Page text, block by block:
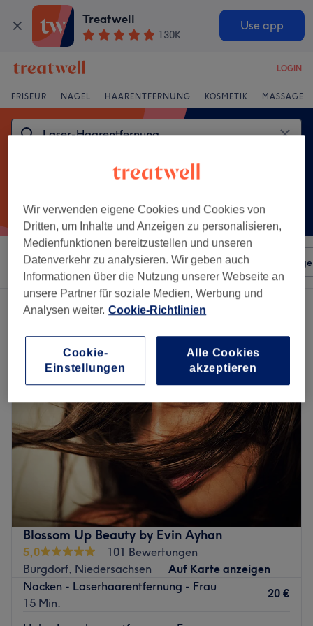
Treatwell
130K
Use app
LOGIN
FRISEUR NÄGEL HAARENTFERNUNG KOSMETIK MASSAGE
Sortieren nach Beliebiger Preis Salons
Ein Salon, der anbietet:
laser-haarentfernung in Burgdorf, Niedersachsen
Blossom Up Beauty by Evin Ayhan
5,0
101 Bewertungen
Burgdorf, Niedersachsen
Auf Karte anzeigen
Nacken - Laserhaarentfernung - Frau
15 Min.
20 €
Wir verwenden eigene Cookies und Cookies von
Dritten, um Inhalte und Anzeigen zu personalisieren,
Medienfunktionen bereitzustellen und unseren
Datenverkehr zu analysieren. Wir geben auch
Informationen über die Nutzung unserer Webseite an
unsere Partner für soziale Medien, Werbung und
Analysen weiter. Cookie-Richtlinien
Cookie-
Einstellungen
Alle Cookies
akzeptieren